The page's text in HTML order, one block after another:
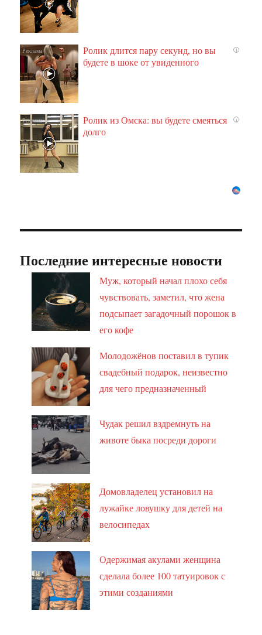
i
Ролик длится пару секунд, но вы
будете в шоке от увиденного
i
Ролик из Омска: вы будете смеяться
долго
Последние интересные новости
Муж, который начал плохо себя
чувствовать, заметил, что жена
подсыпает загадочный порошок в
его кофе
Молодожёнов поставил в тупик
свадебный подарок, неизвестно
для чего предназначенный
Чудак решил вздремнуть на
животе быка посреди дороги
Домовладелец установил на
лужайке ловушку для детей на
велосипедах
Одержимая акулами женщина
сделала более 100 татуировок с
этими созданиями